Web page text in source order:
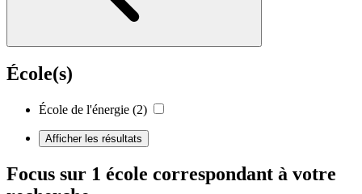
École(s)
École de l'énergie (2)
Afficher les résultats
Focus sur 1 école correspondant à votre